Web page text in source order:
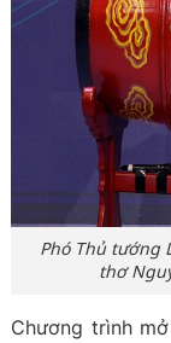
Phó Thủ tướng
thơ
Chương trình